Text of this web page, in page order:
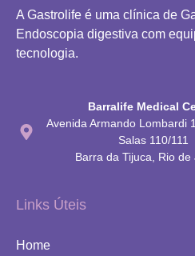
A Gastrolife é uma clínica de
Endoscopia digestiva com
tecnologia.
Barralife Medical
Avenida Armando Lombardi
Salas 110/111
Barra da Tijuca, Rio de
Links Úteis
Home